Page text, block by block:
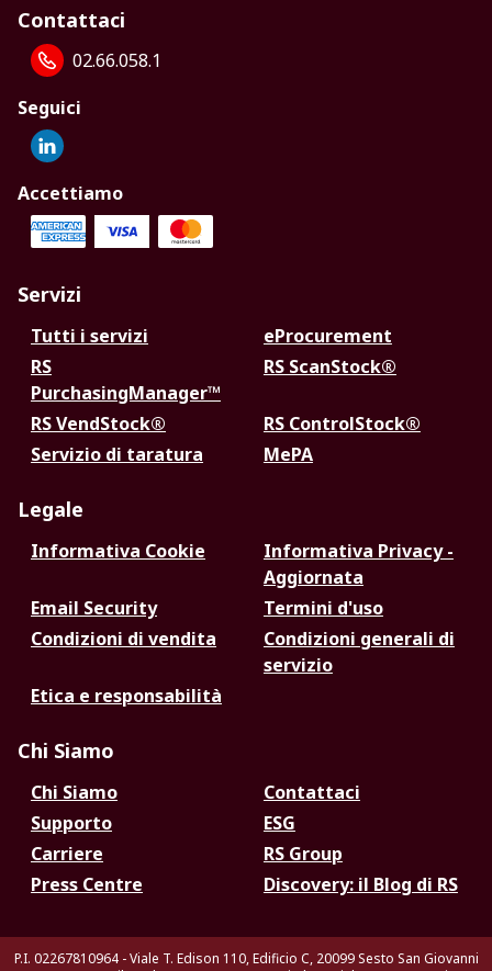
Contattaci
02.66.058.1
Seguici
Accettiamo
Servizi
Tutti i servizi
eProcurement
RS
PurchasingManager™
RS ScanStock®
RS VendStock®
RS ControlStock®
Servizio di taratura
MePA
Legale
Informativa Cookie
Informativa Privacy -
Aggiornata
Email Security
Termini d'uso
Condizioni di vendita
Condizioni generali di
servizio
Etica e responsabilità
Chi Siamo
Chi Siamo
Contattaci
Supporto
ESG
Carriere
RS Group
Press Centre
Discovery: il Blog di RS
P.I. 02267810964 - Viale T. Edison 110, Edificio C, 20099 Sesto San Giovanni